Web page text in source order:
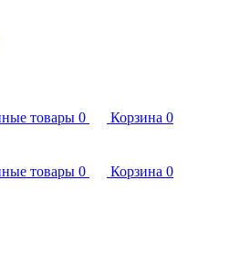
товары 0 Корзина 0
товары 0 Корзина 0